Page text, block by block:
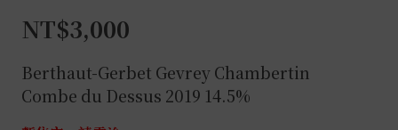
NT$3,000
Berthaut-Gerbet Gevrey Chambertin
Combe du Dessus 2019 14.5%